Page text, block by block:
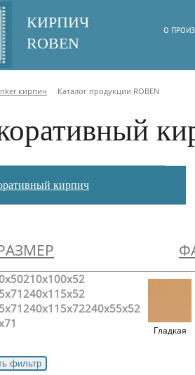
КИРПИЧ
ROBEN
О
кирпич Каталог продукции ROBEN
кирпич
210x100x52
240x115x52
240x115x72240x55x52
Гладкая